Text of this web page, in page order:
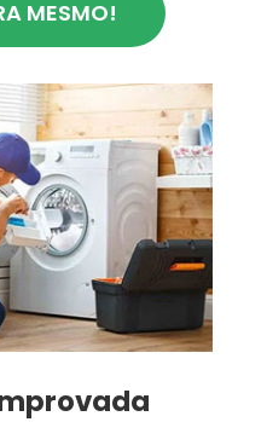
MESMO!